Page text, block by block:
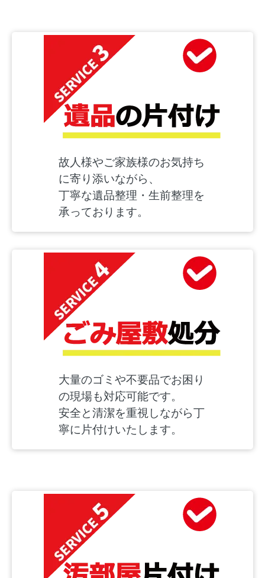
故人様やご家族様のお気持ち
に寄り添いながら、
丁寧な遺品整理・生前整理を
承っております。
大量のゴミや不要品でお困り
の現場も対応可能です。
安全と清潔を重視しながら丁
寧に片付けいたします。